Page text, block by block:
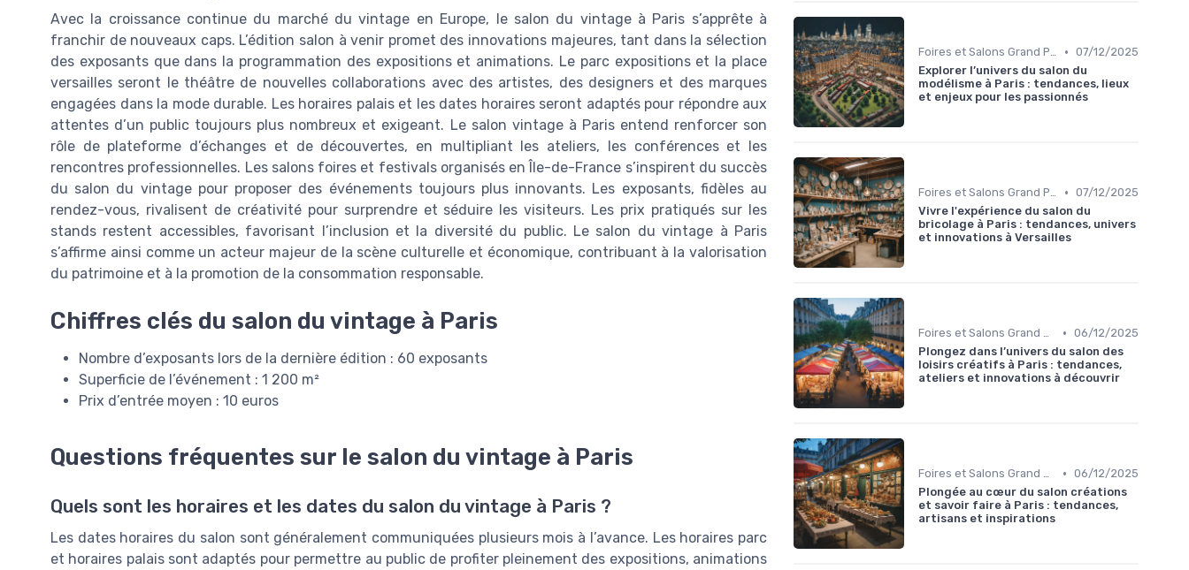
Avec la croissance continue du marché du vintage en Europe, le salon du vintage à Paris s’apprête à
franchir de nouveaux caps. L’édition salon à venir promet des innovations majeures, tant dans la sélection
des exposants que dans la programmation des expositions et animations. Le parc expositions et la place
versailles seront le théâtre de nouvelles collaborations avec des artistes, des designers et des marques
engagées dans la mode durable. Les horaires palais et les dates horaires seront adaptés pour répondre aux
attentes d’un public toujours plus nombreux et exigeant. Le salon vintage à Paris entend renforcer son
rôle de plateforme d’échanges et de découvertes, en multipliant les ateliers, les conférences et les
rencontres professionnelles. Les salons foires et festivals organisés en Île-de-France s’inspirent du succès
du salon du vintage pour proposer des événements toujours plus innovants. Les exposants, fidèles au
rendez-vous, rivalisent de créativité pour surprendre et séduire les visiteurs. Les prix pratiqués sur les
stands restent accessibles, favorisant l’inclusion et la diversité du public. Le salon du vintage à Paris
s’affirme ainsi comme un acteur majeur de la scène culturelle et économique, contribuant à la valorisation
du patrimoine et à la promotion de la consommation responsable.
Chiffres clés du salon du vintage à Paris
Nombre d’exposants lors de la dernière édition : 60 exposants
Superficie de l’événement : 1 200 m²
Prix d’entrée moyen : 10 euros
Questions fréquentes sur le salon du vintage à Paris
Quels sont les horaires et les dates du salon du vintage à Paris ?
Les dates horaires du salon sont généralement communiquées plusieurs mois à l’avance. Les horaires parc
et horaires palais sont adaptés pour permettre au public de profiter pleinement des expositions, animations
Foires et Salons Grand Public • 07/12/2025
Explorer l’univers du salon du
modélisme à Paris : tendances, lieux
et enjeux pour les passionnés
Foires et Salons Grand Public • 07/12/2025
Vivre l'expérience du salon du
bricolage à Paris : tendances, univers
et innovations à Versailles
Foires et Salons Grand Public • 06/12/2025
Plongez dans l’univers du salon des
loisirs créatifs à Paris : tendances,
ateliers et innovations à découvrir
Foires et Salons Grand Public • 06/12/2025
Plongée au cœur du salon créations
et savoir faire à Paris : tendances,
artisans et inspirations